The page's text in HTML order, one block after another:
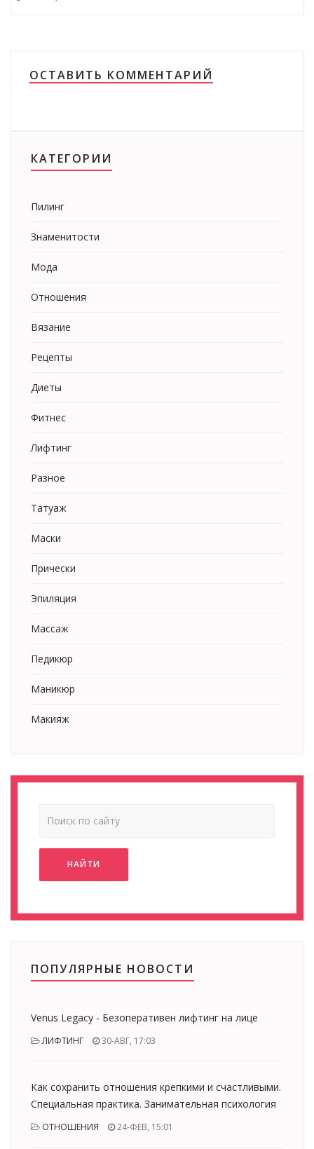
ОСТАВИТЬ КОММЕНТАРИЙ
КАТЕГОРИИ
Пилинг
Знаменитости
Мода
Отношения
Вязание
Рецепты
Диеты
Фитнес
Лифтинг
Разное
Татуаж
Маски
Прически
Эпиляция
Массаж
Педикюр
Маникюр
Макияж
НАЙТИ
ПОПУЛЯРНЫЕ НОВОСТИ
Venus Legacy - Безоперативен лифтинг на лице
ЛИФТИНГ 30-АВГ, 17:03
Как сохранить отношения крепкими и счастливыми.
Специальная практика. Занимательная психология
ОТНОШЕНИЯ 24-ФЕВ, 15:01